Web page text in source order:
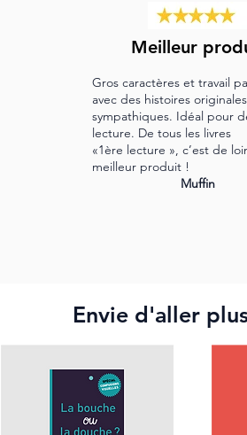
Meilleur
Gros caractères et travail
avec des histoires
sympathiques. Idéal pour
lecture. De tous les livres
«1ère lecture », c’est de
meilleur produit !
Muffin
Envie d'aller